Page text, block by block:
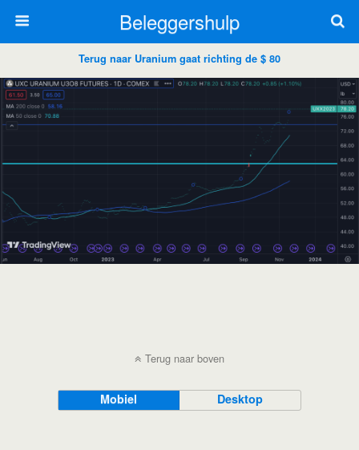
Beleggershulp
Terug naar Uranium gaat richting de $ 80
Terug naar boven
Mobiel Desktop